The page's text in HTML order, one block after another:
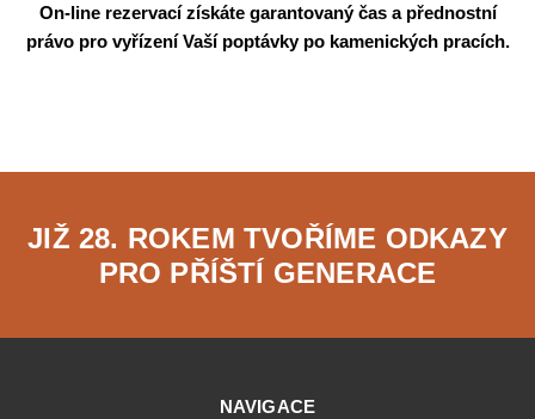
On-line rezervací získáte garantovaný čas a přednostní
právo pro vyřízení Vaší poptávky po kamenických pracích.
JIŽ 28. ROKEM TVOŘÍME ODKAZY
PRO PŘÍŠTÍ GENERACE
NAVIGACE